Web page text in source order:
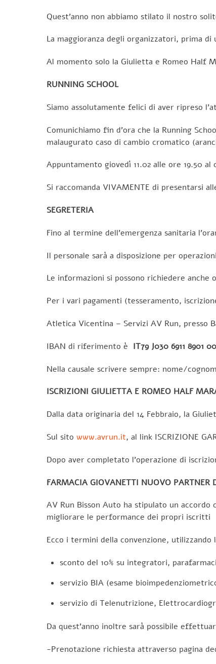
Quest’anno non abbiamo stilato il nostro
La maggioranza degli organizzatori, prima
Al momento solo la Giulietta e Romeo Half
RUNNING SCHOOL
Siamo assolutamente felici di aver ripreso
Comunichiamo fin d’ora che la Running
malaugurato caso di cambio cromatico
Appuntamento giovedì 11.02 alle ore 19.50 al
Si raccomanda VIVAMENTE di presentarsi
SEGRETERIA
Fino al termine dell’emergenza sanitaria
Il personale sarà a disposizione per
Le informazioni si possono richiedere anche
Per i vari pagamenti (tesseramento,
Atletica Vicentina – Servizi AV Run, presso
IBAN di riferimento è IT79 J030 6911 8901
Nella causale scrivere sempre: nome/
ISCRIZIONI GIULIETTA E ROMEO HALF
Dalla data originaria del 14 Febbraio, la
Sul sito www.avrun.it, al link ISCRIZIONE
Dopo aver completato l’operazione di
FARMACIA GIOVANETTI NUOVO PARTNER
AV Run Bisson Auto ha stipulato un
migliorare le performance dei propri iscritti
Ecco i termini della convenzione,
sconto del 10% su integratori,
servizio BIA (esame
servizio di Telenutrizione,
Da quest’anno inoltre sarà possibile
-Prenotazione richiesta attraverso pagina